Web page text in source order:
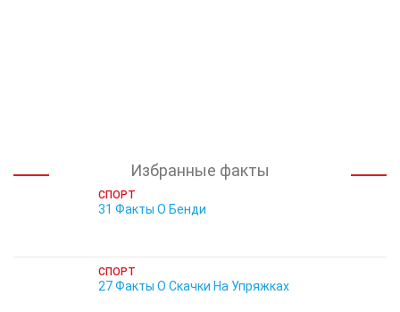
Избранные факты
СПОРТ
31 Факты О Бенди
СПОРТ
27 Факты О Скачки На Упряжках